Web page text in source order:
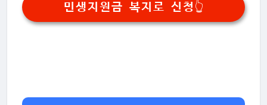
민생지원금 복지로 신청👆